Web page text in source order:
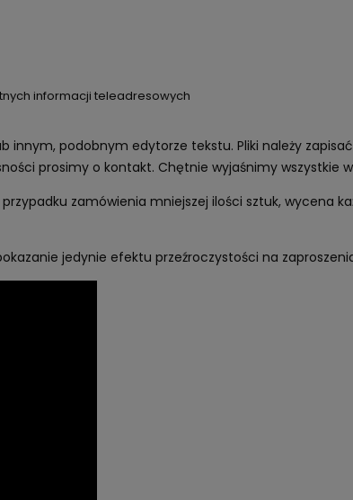
informacji teleadresowych
innym, podobnym edytorze tekstu. Pliki należy
prosimy o kontakt. Chętnie wyjaśnimy wszystkie
przypadku zamówienia mniejszej ilości sztuk, wycena
jedynie efektu przeźroczystości na